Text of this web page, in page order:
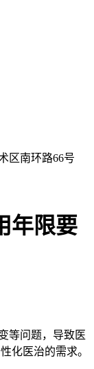
区南环路66号
年限要
等问题，导致医
化医治的需求。